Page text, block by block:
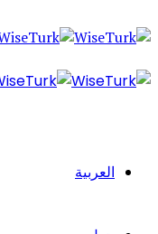
العربية